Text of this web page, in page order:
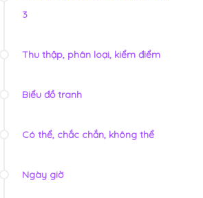
3
Thu thập, phân loại, kiểm điểm
Biểu đồ tranh
Có thể, chắc chắn, không thể
Ngày giờ